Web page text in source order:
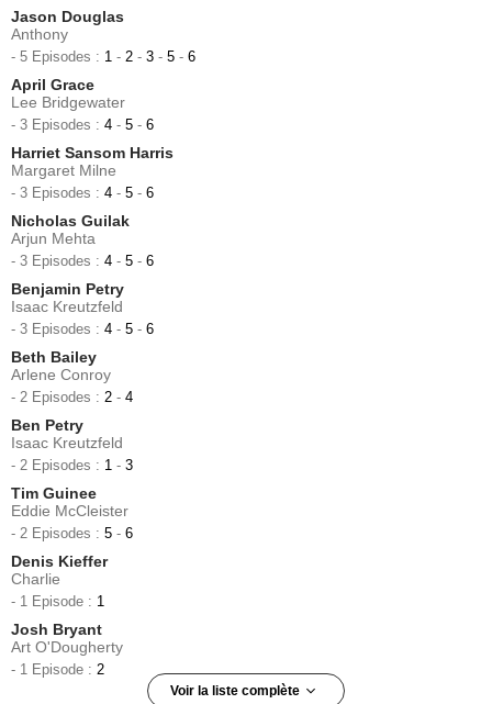
Jason Douglas
Anthony
- 5 Episodes : 1 - 2 - 3 - 5 - 6
April Grace
Lee Bridgewater
- 3 Episodes : 4 - 5 - 6
Harriet Sansom Harris
Margaret Milne
- 3 Episodes : 4 - 5 - 6
Nicholas Guilak
Arjun Mehta
- 3 Episodes : 4 - 5 - 6
Benjamin Petry
Isaac Kreutzfeld
- 3 Episodes : 4 - 5 - 6
Beth Bailey
Arlene Conroy
- 2 Episodes : 2 - 4
Ben Petry
Isaac Kreutzfeld
- 2 Episodes : 1 - 3
Tim Guinee
Eddie McCleister
- 2 Episodes : 5 - 6
Denis Kieffer
Charlie
- 1 Episode : 1
Josh Bryant
Art O'Dougherty
- 1 Episode : 2
Voir la liste complète